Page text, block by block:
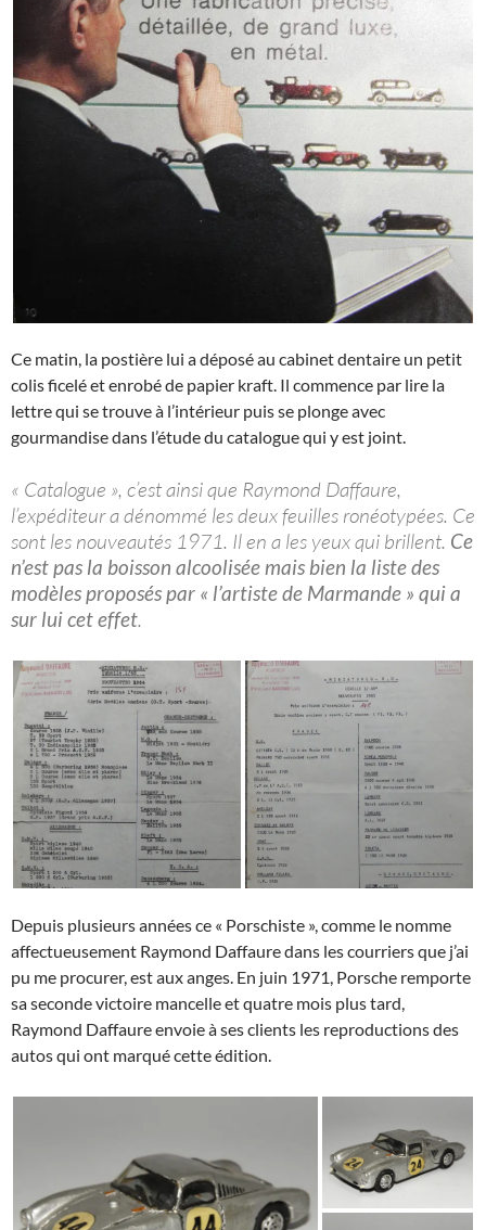
Ce matin, la postière lui a déposé au cabinet dentaire un petit
colis ficelé et enrobé de papier kraft. Il commence par lire la
lettre qui se trouve à l’intérieur puis se plonge avec
gourmandise dans l’étude du catalogue qui y est joint.
« Catalogue », c’est ainsi que Raymond Daffaure,
l’expéditeur a dénommé les deux feuilles ronéotypées. Ce
sont les nouveautés 1971. Il en a les yeux qui brillent. Ce
n’est pas la boisson alcoolisée mais bien la liste des
modèles proposés par « l’artiste de Marmande » qui a
sur lui cet effet.
Depuis plusieurs années ce « Porschiste », comme le nomme
affectueusement Raymond Daffaure dans les courriers que j’ai
pu me procurer, est aux anges. En juin 1971, Porsche remporte
sa seconde victoire mancelle et quatre mois plus tard,
Raymond Daffaure envoie à ses clients les reproductions des
autos qui ont marqué cette édition.